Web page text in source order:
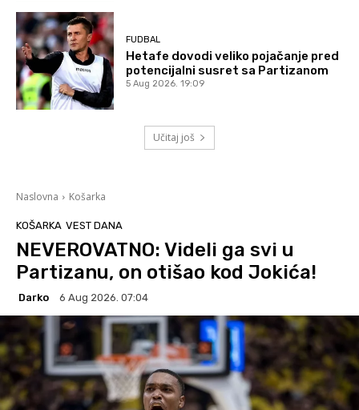
FUDBAL
Hetafe dovodi veliko pojačanje pred
potencijalni susret sa Partizanom
5 Aug 2026. 19:09
Učitaj još